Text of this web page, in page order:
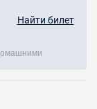
Найти билет